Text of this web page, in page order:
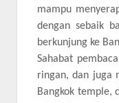
mampu
dengan sebaik
berkunjung ke
Sahabat
ringan, dan juga
Bangkok temple,